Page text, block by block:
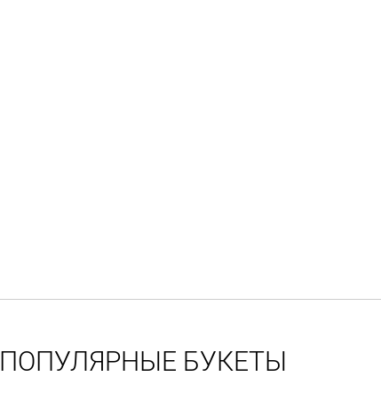
ПОПУЛЯРНЫЕ БУКЕТЫ